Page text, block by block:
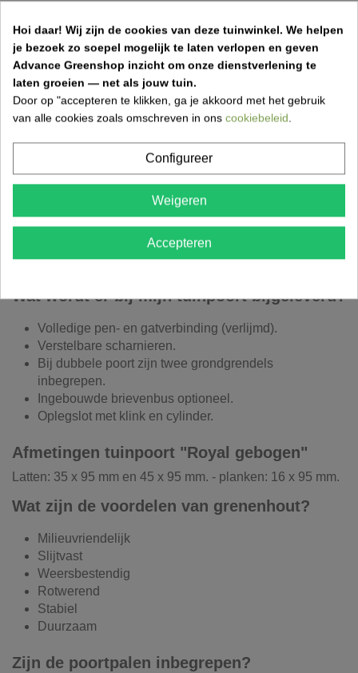
verschillende maten en kleuren, zodat deze perfect bij
jouw tuin past. Als je op zoek bent naar een mooie,
functionele en duurzame tuinpoort, is de Grenen tuinpoort
Modern een uitstekende keuze.
De tuinpoort met halve boog bestaat uit grenen planken
landelijke charme uit en is de ideale blikvanger voor je tuin
of patio. De tuinpoort wordt geleverd met verstelbare
scharnieren en oplegslot met klink en cylinder. De tuinpoort
is verkrijgbaar met één (B: 1,00m) of twee vleugels (B:
3,00m).
Combineer je tuinpoort met één van onze
Wat wordt er bij mijn tuinpoort bijgeleverd?
Volledige pen- en gatverbinding (verlijmd).
Verstelbare scharnieren.
Bij dubbele poort zijn twee grondgrendels
inbegrepen.
Ingebouwde brievenbus optioneel.
Oplegslot met klink en cylinder.
Afmetingen tuinpoort "Royal gebogen"
Latten: 35 x 95 mm en 45 x 95 mm. - planken: 16 x 95 mm.
Wat zijn de voordelen van grenenhout?
Milieuvriendelijk
Slijtvast
Weersbestendig
Rotwerend
Stabiel
Duurzaam
Zijn de poortpalen inbegrepen?
Hoi daar! Wij zijn de cookies van deze tuinwinkel. We helpen
je bezoek zo soepel mogelijk te laten verlopen en geven
Advance Greenshop inzicht om onze dienstverlening te
laten groeien — net als jouw tuin.
Door op "accepteren te klikken, ga je akkoord met het gebruik
van alle cookies zoals omschreven in ons cookiebeleid
Configureer
Weigeren
Accepteren